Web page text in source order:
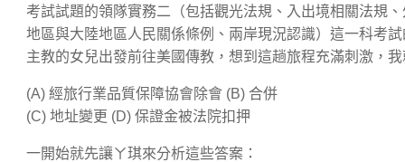
考試試題的領隊實務二（包括觀光法規、入出境相關法規
地區與大陸地區人民關係條例、兩岸現況認識）這一科考
主教的女兒出發前往美國傳教，想到這趟旅程充滿刺激，
(A) 經旅行業品質保障協會除會 (B) 合併
(C) 地址變更 (D) 保證金被法院扣押
一開始就先讓ㄚ琪來分析這些答案：